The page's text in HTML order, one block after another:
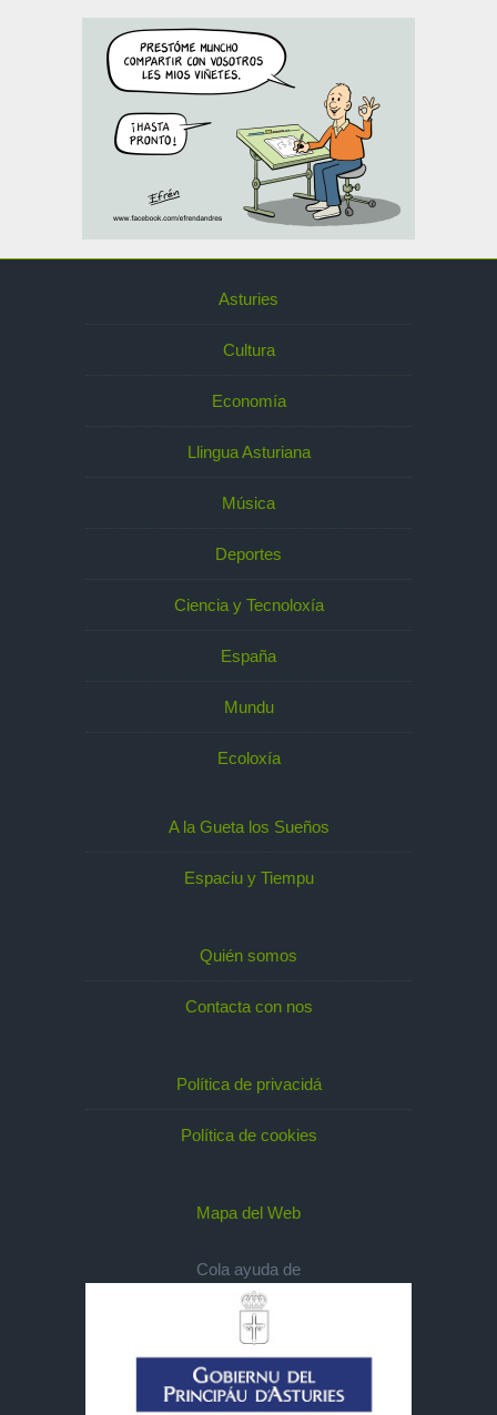
Asturies
Cultura
Economía
Llingua Asturiana
Música
Deportes
Ciencia y Tecnoloxía
España
Mundu
Ecoloxía
A la Gueta los Sueños
Espaciu y Tiempu
Quién somos
Contacta con nos
Política de privacidá
Política de cookies
Mapa del Web
Cola ayuda de